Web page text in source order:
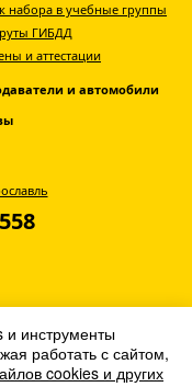
набора в учебные группы
ГИБДД
и аттестации
и автомобили
дорога» -
и инструменты
работать с сайтом,
cookies и других